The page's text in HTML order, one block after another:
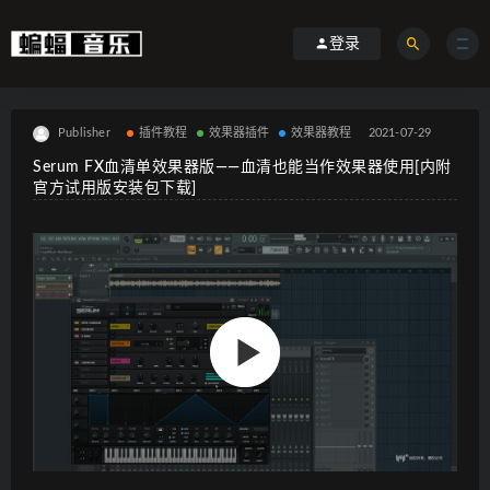
登录
Publisher 插件教程 效果器插件 效果器教程 2021-07-29
Serum FX血清单效果器版——血清也能当作效果器使用[内附
官方试用版安装包下载]